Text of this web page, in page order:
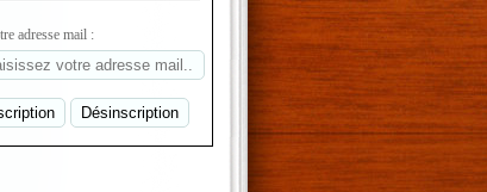
adresse mail :